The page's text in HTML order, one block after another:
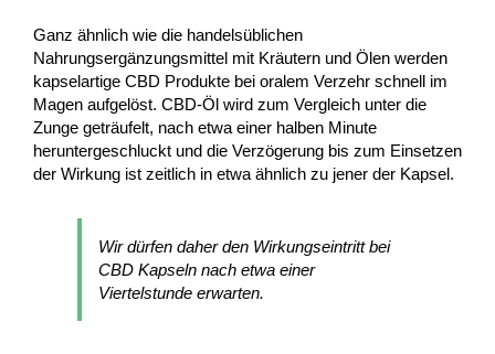
Ganz ähnlich wie die handelsüblichen
Nahrungsergänzungsmittel mit Kräutern und Ölen werden
kapselartige CBD Produkte bei oralem Verzehr schnell im
Magen aufgelöst. CBD-Öl wird zum Vergleich unter die
Zunge geträufelt, nach etwa einer halben Minute
heruntergeschluckt und die Verzögerung bis zum Einsetzen
der Wirkung ist zeitlich in etwa ähnlich zu jener der Kapsel.
Wir dürfen daher den Wirkungseintritt bei
CBD Kapseln nach etwa einer
Viertelstunde erwarten.